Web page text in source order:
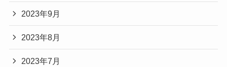
2023年9月
2023年8月
2023年7月